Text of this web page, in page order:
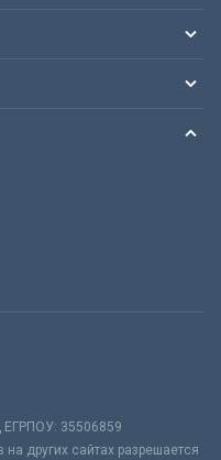
35506859
других сайтах разрешается